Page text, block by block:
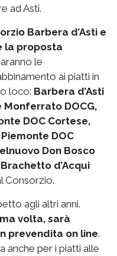
ad Asti.
Barbera d’Asti e
la proposta
le
ai piatti in
loco: Barbera d’Asti
Monferrato DOCG,
DOC Cortese,
DOC
Don Bosco
d’Acqui
Consorzio.
agli altri anni.
volta, sarà
prevendita on line.
anche per i piatti alle